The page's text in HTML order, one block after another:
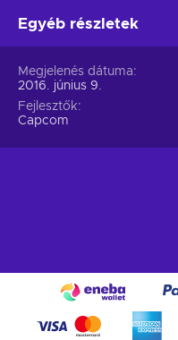
Egyéb részletek
Megjelenés dátuma
2016. június 9.
Fejlesztők
Capcom